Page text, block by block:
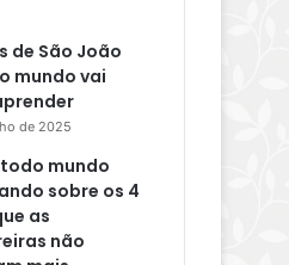
de São João
mundo vai
de 2025
mundo
sobre os 4
as
não